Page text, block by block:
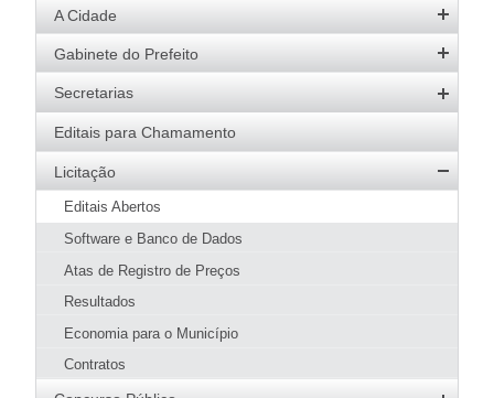
A Cidade
História
Bandeira
Acervo de Imagens
Galeria de Prefeitos
Patrimônio Cultural
Agenda de Eventos
Guia Prático
Hotéis e Pousadas
Restaurantes
Pizzarias
Pastelarias
Gabinete do Prefeito
Prefeito
Agenda do Prefeito
Secretarias
Agricultura
Educação
Esportes
Página Inicial SMMA
Meio Ambiente
Editais para Chamamento
Licitação
Editais Abertos
Software e Banco de Dados
Atas de Registro de Preços
Resultados
Economia para o Município
Contratos